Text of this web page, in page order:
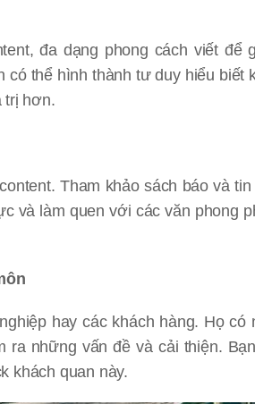
đa dạng phong cách viết để
thể hình thành tư duy hiểu biết
trị hơn.
Tham khảo sách báo và
và làm quen với các văn phong
hay các khách hàng. Họ có
những vấn đề và cải thiện.
khách quan này.